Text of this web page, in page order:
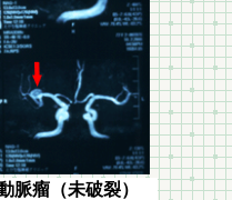
（未破裂）